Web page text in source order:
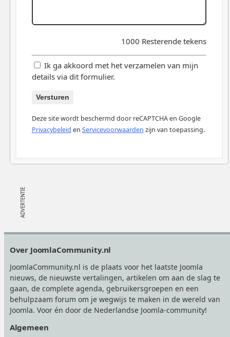
1000 Resterende tekens
Ik ga akkoord met het verzamelen van mijn
details via dit formulier.
Versturen
Deze site wordt beschermd door reCAPTCHA en Google
Privacybeleid en Servicevoorwaarden zijn van toepassing.
Over JoomlaCommunity.nl
JoomlaCommunity.nl is de plaats voor het laatste Joomla
nieuws, de nieuwste vertalingen, artikelen om aan de slag te
gaan, de complete agenda, gebruikersgroepen en een
behulpzaam forum om je wegwijs te maken in de wereld van
Joomla. Voor én door de Nederlandse Joomla-community!
Algemeen